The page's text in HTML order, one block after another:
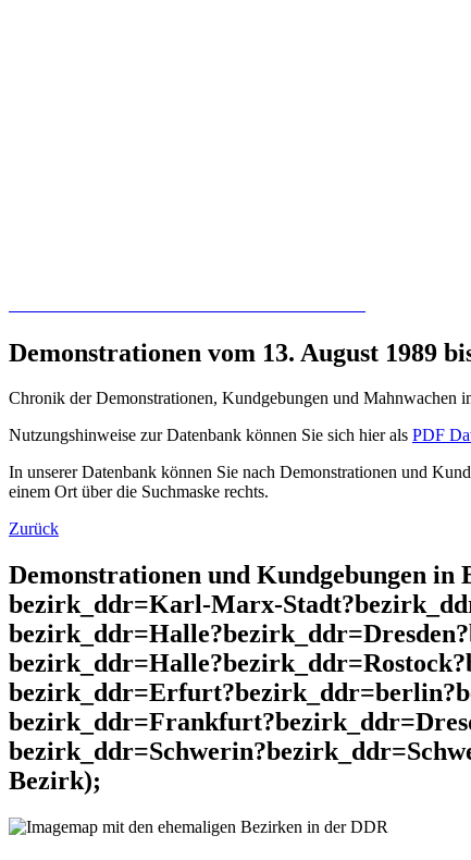
Demonstrationen vom 13. August 1989
Chronik der Demonstrationen, Kundgebungen und Mahnwachen
Nutzungshinweise zur Datenbank können Sie sich hier als PDF
In unserer Datenbank können Sie nach Demonstrationen und
einem Ort über die Suchmaske rechts.
Zurück
Demonstrationen und Kundgebungen
bezirk_ddr=Karl-Marx-
Bezirk);